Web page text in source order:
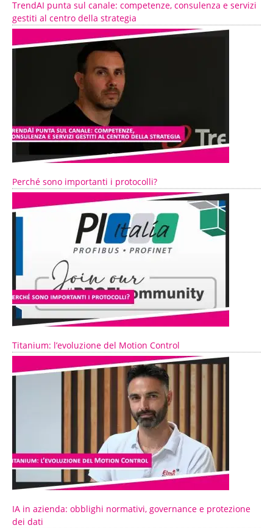
TrendAI punta sul canale: competenze, consulenza e servizi
gestiti al centro della strategia
Perché sono importanti i protocolli?
Titanium: l’evoluzione del Motion Control
IA in azienda: obblighi normativi, governance e protezione
dei dati